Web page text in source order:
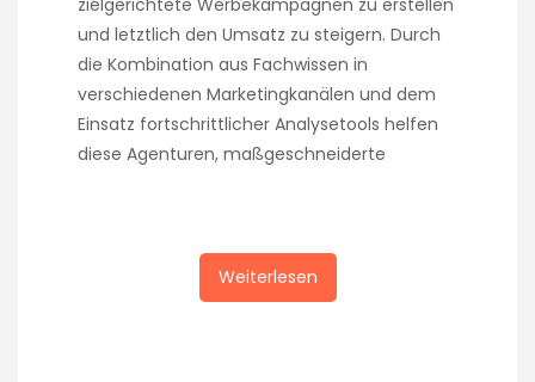
und letztlich den Umsatz zu steigern. Durch
die Kombination aus Fachwissen in
verschiedenen Marketingkanälen und dem
Einsatz fortschrittlicher Analysetools helfen
diese Agenturen, maßgeschneiderte
Weiterlesen